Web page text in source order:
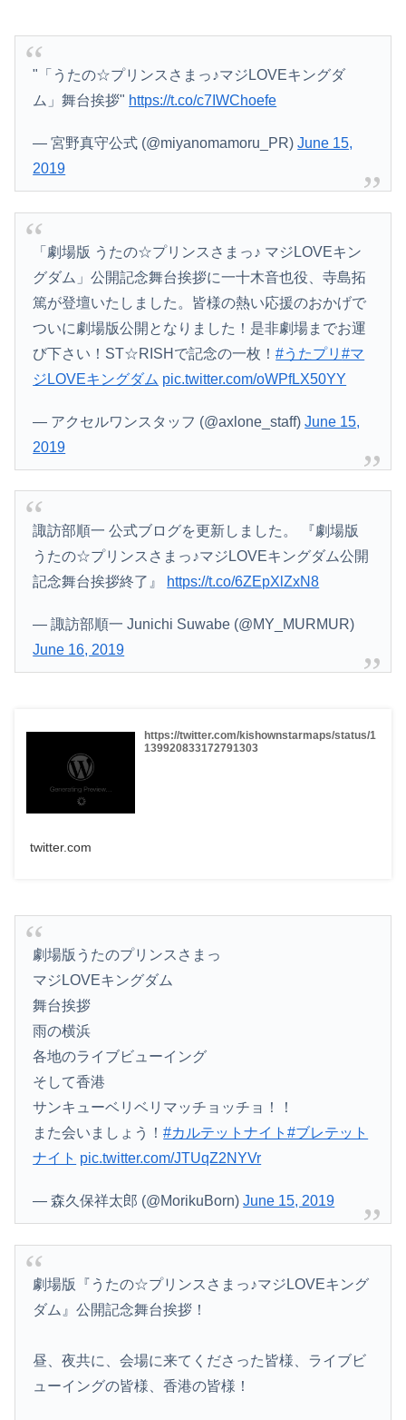
"「うたの☆プリンスさまっ♪マジLOVEキングダ
ム」舞台挨拶" https://t.co/c7IWChoefe
— 宮野真守公式 (@miyanomamoru_PR)June 15,
2019
「劇場版 うたの☆プリンスさまっ♪ マジLOVEキン
グダム」公開記念舞台挨拶に一十木音也役、寺島拓
篤が登壇いたしました。皆様の熱い応援のおかげで
ついに劇場版公開となりました！是非劇場までお運
び下さい！ST☆RISHで記念の一枚！#うたプリ#マ
ジLOVEキングダム pic.twitter.com/oWPfLX50YY
— アクセルワンスタッフ (@axlone_staff)June 15,
2019
諏訪部順一 公式ブログを更新しました。 『劇場版
うたの☆プリンスさまっ♪マジLOVEキングダム公開
記念舞台挨拶終了』
https://t.co/6ZEpXlZxN8
— 諏訪部順一 Junichi Suwabe (@MY_MURMUR)
June 16, 2019
https://twitter.com/kishownstarmaps/status/1
139920833172791303
twitter.com
劇場版うたのプリンスさまっ
マジLOVEキングダム
舞台挨拶
雨の横浜
各地のライブビューイング
そして香港
サンキューベリベリマッチョッチョ！！
また会いましょう！#カルテットナイト#ブレテット
ナイト pic.twitter.com/JTUqZ2NYVr
— 森久保祥太郎 (@MorikuBorn)June 15, 2019
劇場版『うたの☆プリンスさまっ♪マジLOVEキング
ダム』公開記念舞台挨拶！
昼、夜共に、会場に来てくださった皆様、ライブビ
ューイングの皆様、香港の皆様！